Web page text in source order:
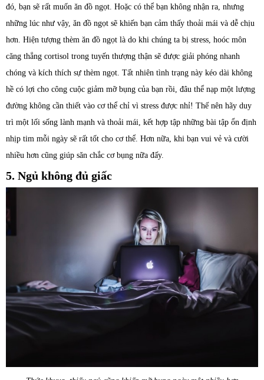
đó, bạn sẽ rất muốn ăn đồ ngọt. Hoặc có thể bạn không nhận ra, nhưng
những lúc như vậy, ăn đồ ngọt sẽ khiến bạn cảm thấy thoải mái và dễ chịu
hơn. Hiện tượng thèm ăn đồ ngọt là do khi chúng ta bị stress, hoóc môn
căng thẳng cortisol trong tuyến thượng thận sẽ được giải phóng nhanh
chóng và kích thích sự thèm ngọt. Tất nhiên tình trạng này kéo dài không
hề có lợi cho công cuộc giảm mỡ bụng của bạn rồi, đâu thể nạp một lượng
đường không cần thiết vào cơ thể chỉ vì stress được nhỉ! Thế nên hãy duy
trì một lối sống lành mạnh và thoải mái, kết hợp tập những bài tập ổn định
nhịp tim mỗi ngày sẽ rất tốt cho cơ thể. Hơn nữa, khi bạn vui vẻ và cười
nhiều hơn cũng giúp săn chắc cơ bụng nữa đấy.
5. Ngủ không đủ giấc